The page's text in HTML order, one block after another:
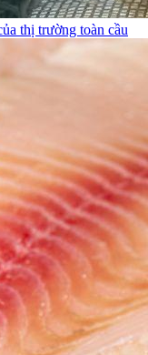
thị trường toàn cầu